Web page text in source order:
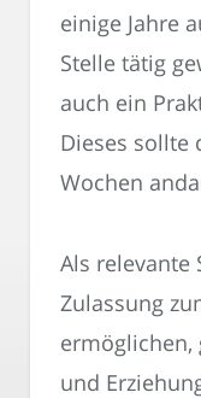
einige Jahre
Stelle tätig
auch ein
Dieses sollte
Wochen
Als relevante
Zulassung
ermöglichen,
und